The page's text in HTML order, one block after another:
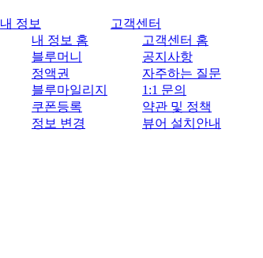
내 정보
내 정보 홈
블루머니
정액권
블루마일리지
쿠폰등록
정보 변경
고객센터
고객센터 홈
공지사항
자주하는 질문
1:1 문의
약관 및 정책
뷰어 설치안내